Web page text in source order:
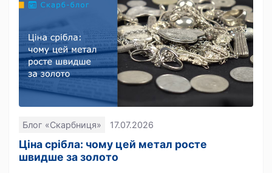
Блог «Скарбниця» 17.07.2026
Ціна срібла: чому цей метал росте
швидше за золото